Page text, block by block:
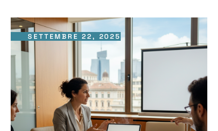
SETTEMBRE 22, 2025